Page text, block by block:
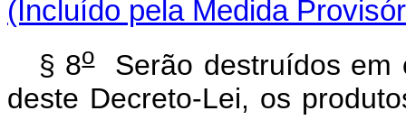
(Incluído pela Medida
§ 8oSerão destruídos em
deste Decreto-Lei, os